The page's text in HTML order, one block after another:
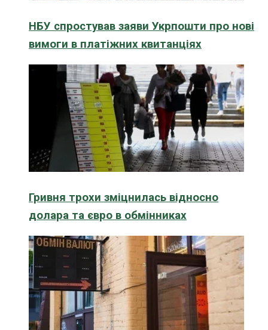
НБУ спростував заяви Укрпошти про нові
вимоги в платіжних квитанціях
Гривня трохи зміцнилась відносно
долара та євро в обмінниках